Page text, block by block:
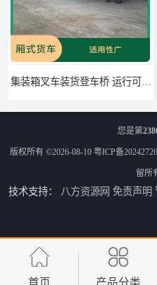
您是第
版权所有 ©2026-08-10 粤ICP备
留所
技术支持： 八方资源网 免责声明
首页 产品分类